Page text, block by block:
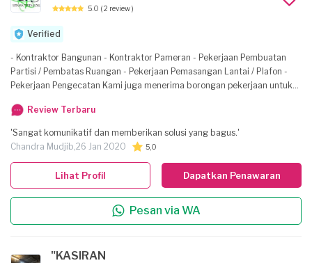
5.0 ( 2 review )
Verified
- Kontraktor Bangunan - Kontraktor Pameran - Pekerjaan Pembuatan
Partisi / Pembatas Ruangan - Pekerjaan Pemasangan Lantai / Plafon -
Pekerjaan Pengecatan Kami juga menerima borongan pekerjaan untuk
Review Terbaru
'Sangat komunikatif dan memberikan solusi yang bagus.'
Chandra Mudjib,26 Jan 2020 5,0
Dapatkan Penawaran
Pesan via WA
Lihat Profil
"KASIRAN